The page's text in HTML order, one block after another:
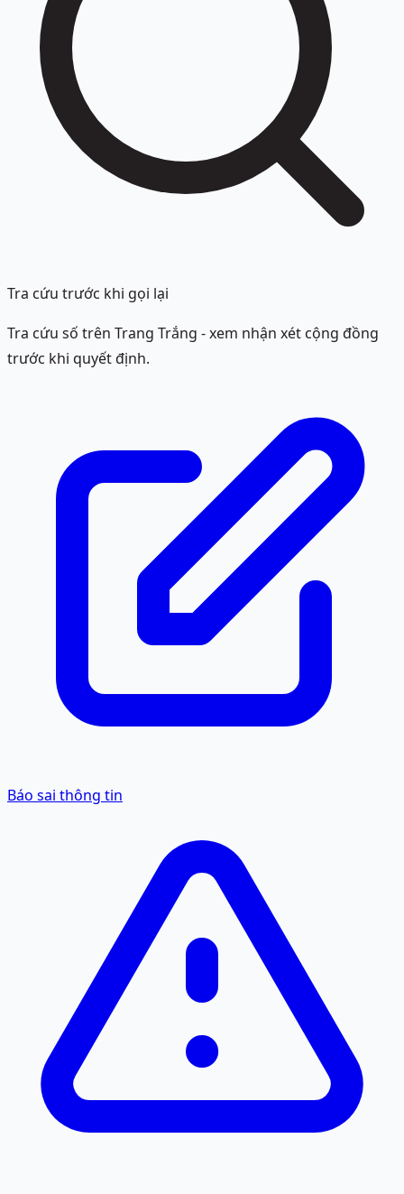
Tra cứu trước khi gọi lại
Tra cứu số trên Trang Trắng - xem nhận xét cộng đồng
trước khi quyết định.
Báo sai thông tin